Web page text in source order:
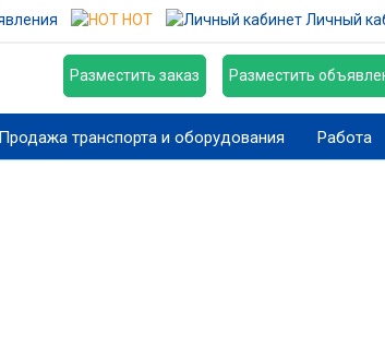
HOT Личный
Разместить заказ Разместить
Продажа транспорта и оборудования Работа